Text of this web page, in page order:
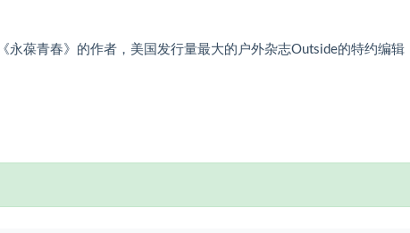
永葆青春》的作者，美国发行量最大的户外杂志Outside的特约编辑